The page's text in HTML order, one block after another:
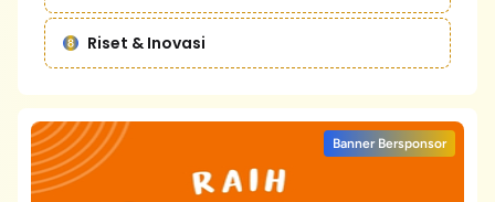
Riset & Inovasi
Banner Bersponsor